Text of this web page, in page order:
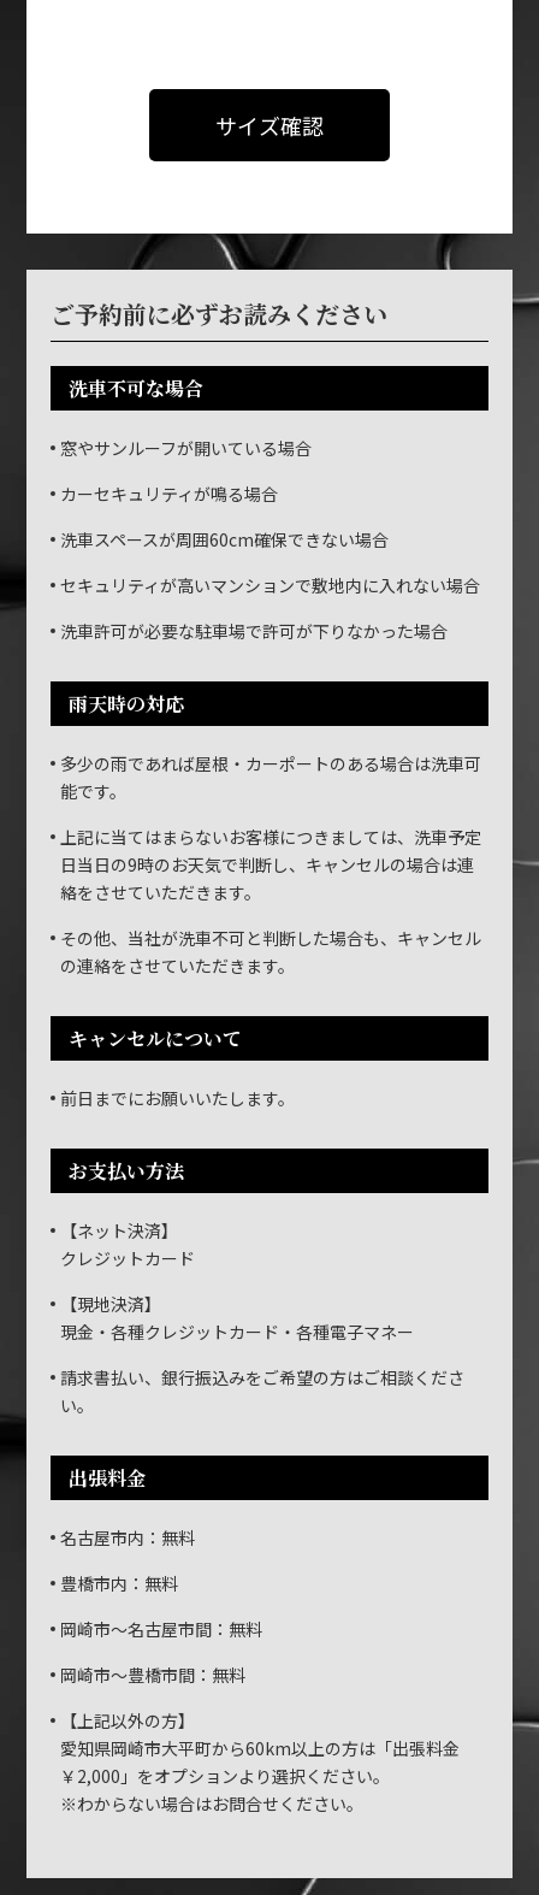
サイズ確認
ご予約前に必ずお読みください
洗車不可な場合
窓やサンルーフが開いている場合
カーセキュリティが鳴る場合
洗車スペースが周囲60cm確保できない場合
セキュリティが高いマンションで敷地内に入れない場合
洗車許可が必要な駐車場で許可が下りなかった場合
雨天時の対応
多少の雨であれば屋根・カーポートのある場合は洗車可
能です。
上記に当てはまらないお客様につきましては、洗車予定
日当日の9時のお天気で判断し、キャンセルの場合は連
絡をさせていただきます。
その他、当社が洗車不可と判断した場合も、キャンセル
の連絡をさせていただきます。
キャンセルについて
前日までにお願いいたします。
お支払い方法
【ネット決済】
クレジットカード
【現地決済】
現金・各種クレジットカード・各種電子マネー
請求書払い、銀行振込みをご希望の方はご相談くださ
い。
出張料金
名古屋市内：無料
豊橋市内：無料
岡崎市～名古屋市間：無料
岡崎市～豊橋市間：無料
【上記以外の方】
愛知県岡崎市大平町から60km以上の方は「出張料金
￥2,000」をオプションより選択ください。
※わからない場合はお問合せください。